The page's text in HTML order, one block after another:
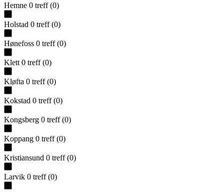
Hemne 0 treff (0)
Holstad 0 treff (0)
Hønefoss 0 treff (0)
Klett 0 treff (0)
Kløfta 0 treff (0)
Kokstad 0 treff (0)
Kongsberg 0 treff (0)
Koppang 0 treff (0)
Kristiansund 0 treff (0)
Larvik 0 treff (0)